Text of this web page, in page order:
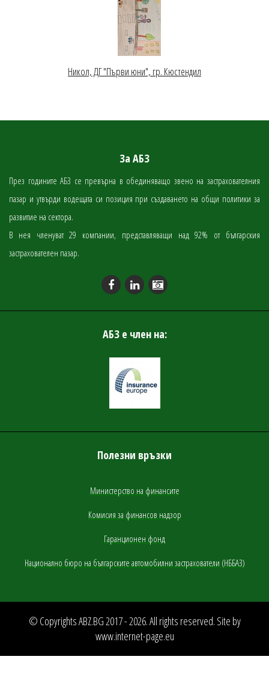
Никол, ДГ "Първи юни", гр. Кюстендил
За АБЗ
През годините АБЗ се превърна в обединяващо звено на застрахователния
пазар и утвърди водещата си позиция при създаването на общи политики за
развитие на сектора.
В нея членуват 29 компании, представляващи над 92% от българския
застрахователен пазар.
АБЗ е член на:
Полезни връзки
Министерство на финансите
Комисия за финансов надзор
Гаранционен фонд
Национално бюро на българските автомобилни застрахователи (НББАЗ)
© Copyrights ABZ.BG 2017 - 2026. All rights reserved. Site by
www.internet-page.eu